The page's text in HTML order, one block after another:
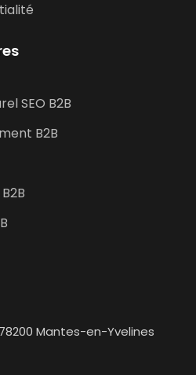
SEO B2B
B2B
Mantes-en-Yvelines